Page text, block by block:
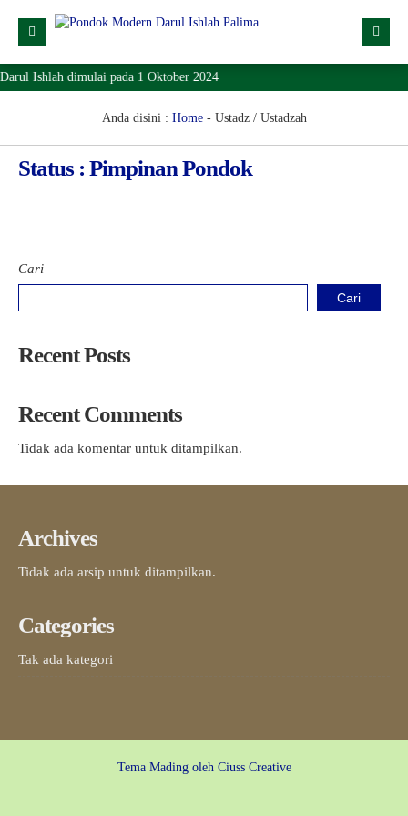
Profil
Lainnya
KONTAK
Ishlah dimulai pada 1 Oktober 2024
Anda disini : Home- Ustadz / Ustadzah
Status : Pimpinan Pondok
Pimpinan Pondok
Cari
Cari
Recent Posts
Recent Comments
Tidak ada komentar untuk ditampilkan.
Archives
Tidak ada arsip untuk ditampilkan.
Categories
Tak ada kategori
Tema Mading oleh Ciuss Creative